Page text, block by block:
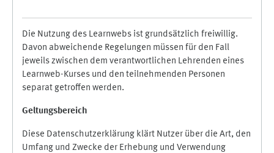
Die Nutzung des Learnwebs ist grundsätzlich freiwillig.
Davon abweichende Regelungen müssen für den Fall
jeweils zwischen dem verantwortlichen Lehrenden eines
Learnweb-Kurses und den teilnehmenden Personen
separat getroffen werden.
Geltungsbereich
Diese Datenschutzerklärung klärt Nutzer über die Art, den
Umfang und Zwecke der Erhebung und Verwendung